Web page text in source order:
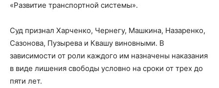
«Развитие транспортной системы».
Суд признал Харченко, Чернегу, Машкина, Назаренко,
Сазонова, Пузырева и Квашу виновными. В
зависимости от роли каждого им назначены наказания
в виде лишения свободы условно на сроки от трех до
пяти лет.